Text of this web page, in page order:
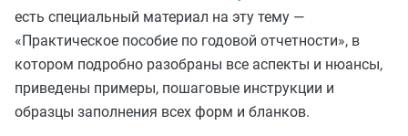
есть специальный материал на эту тему —
«Практическое пособие по годовой отчетности», в
котором подробно разобраны все аспекты и нюансы,
приведены примеры, пошаговые инструкции и
образцы заполнения всех форм и бланков.